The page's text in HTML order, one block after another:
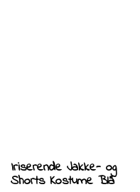
Iriserende Jakke- og
Shorts Kostume Blå